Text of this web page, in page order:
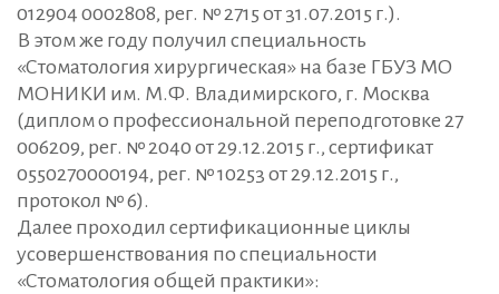
012904 0002808, рег. № 2715 от 31.07.2015 г.).
В этом же году получил специальность
«Стоматология хирургическая» на базе ГБУЗ МО
МОНИКИ им. М.Ф. Владимирского, г. Москва
(диплом о профессиональной переподготовке 27
006209, рег. № 2040 от 29.12.2015 г., сертификат
0550270000194, рег. № 10253 от 29.12.2015 г.,
протокол № 6).
Далее проходил сертификационные циклы
усовершенствования по специальности
«Стоматология общей практики»: